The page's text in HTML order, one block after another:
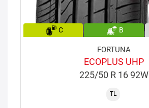
C B
FORTUNA
ECOPLUS UHP
225/50 R 16 92W
TL